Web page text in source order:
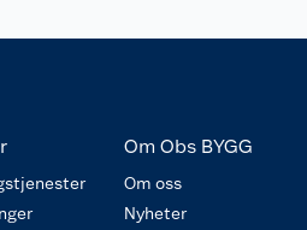
Om Obs BYGG
Om oss
Nyheter